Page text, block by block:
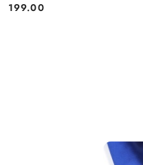
Cena:
199.00